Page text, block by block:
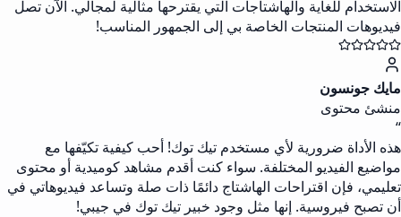
الاستخدام للغاية والهاشتاجات التي يقترحها مثالية لمجالي. الآن تصل
فيديوهات المنتجات الخاصة بي إلى الجمهور المناسب!
مايك جونسون
منشئ محتوى
“
هذه الأداة ضرورية لأي مستخدم تيك توك! أحب كيفية تكيّفها مع
مواضيع الفيديو المختلفة. سواء كنت أقدم مشاهد كوميدية أو محتوى
تعليمي، فإن اقتراحات الهاشتاج دائمًا ذات صلة وتساعد فيديوهاتي في
أن تصبح فيروسية. إنها مثل وجود خبير تيك توك في جيبي!